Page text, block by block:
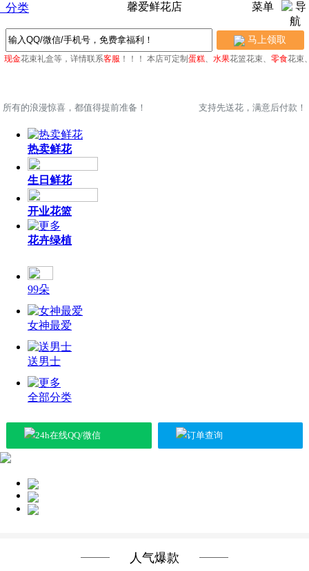
分类 馨爱鲜花店 菜单
马上领取
现金花束礼盒等，详情联系客服！！！ 本店可定制蛋糕、 水果花篮花束、 零食花束、
所有的浪漫惊喜，都值得提前准备！ 支持先送花，满意后付款！
热卖鲜花
生日鲜花
开业花篮
花卉绿植
99朵
女神最爱
送男士
全部分类
24h在线QQ/微信 订单查询
人气爆款